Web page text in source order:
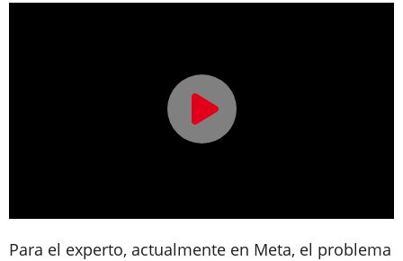
Para el experto, actualmente en Meta, el problema